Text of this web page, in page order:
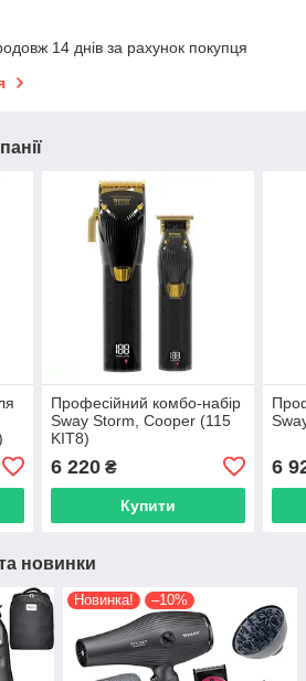
14 днів за рахунок покупця
Професійний комбо-набір
Sway Storm, Сooper (115
KIT8)
6 220₴
Купити
6
новинки
Новинка! –10%